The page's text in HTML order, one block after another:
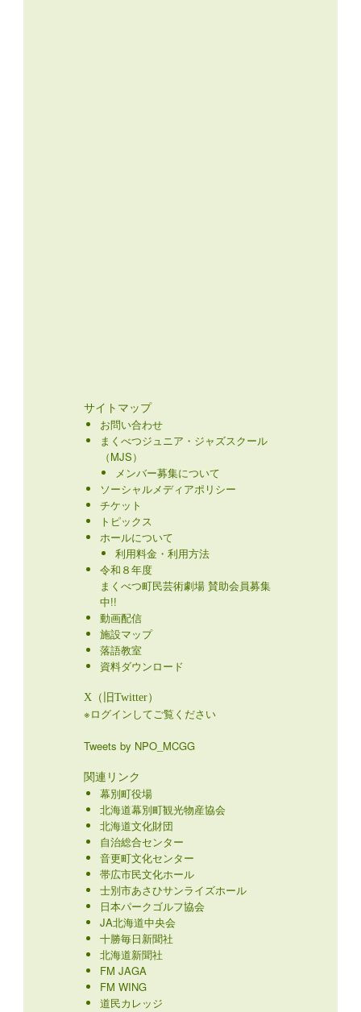
サイトマップ
お問い合わせ
まくべつジュニア・ジャズスクール
（MJS）
メンバー募集について
ソーシャルメディアポリシー
チケット
トピックス
ホールについて
利用料金・利用方法
令和８年度
まくべつ町民芸術劇場 賛助会員募集
中!!
動画配信
施設マップ
落語教室
資料ダウンロード
X（旧Twitter）
※ログインしてご覧ください
Tweets by NPO_MCGG
関連リンク
幕別町役場
北海道幕別町観光物産協会
北海道文化財団
自治総合センター
音更町文化センター
帯広市民文化ホール
士別市あさひサンライズホール
日本パークゴルフ協会
JA北海道中央会
十勝毎日新聞社
北海道新聞社
FM JAGA
FM WING
道民カレッジ